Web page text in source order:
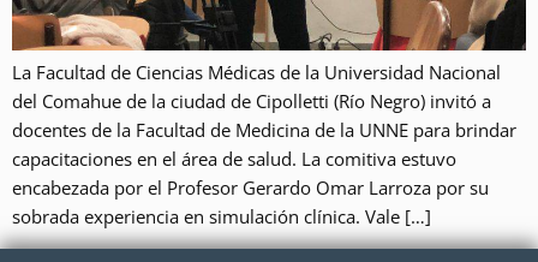
La Facultad de Ciencias Médicas de la Universidad Nacional
del Comahue de la ciudad de Cipolletti (Río Negro) invitó a
docentes de la Facultad de Medicina de la UNNE para brindar
capacitaciones en el área de salud. La comitiva estuvo
encabezada por el Profesor Gerardo Omar Larroza por su
sobrada experiencia en simulación clínica. Vale […]